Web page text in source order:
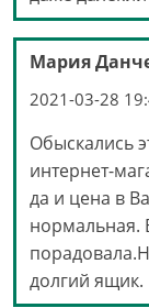
Мария
2021-03-28
Обыскались
интернет-
да и цена в
нормальная.
долгий ящик.